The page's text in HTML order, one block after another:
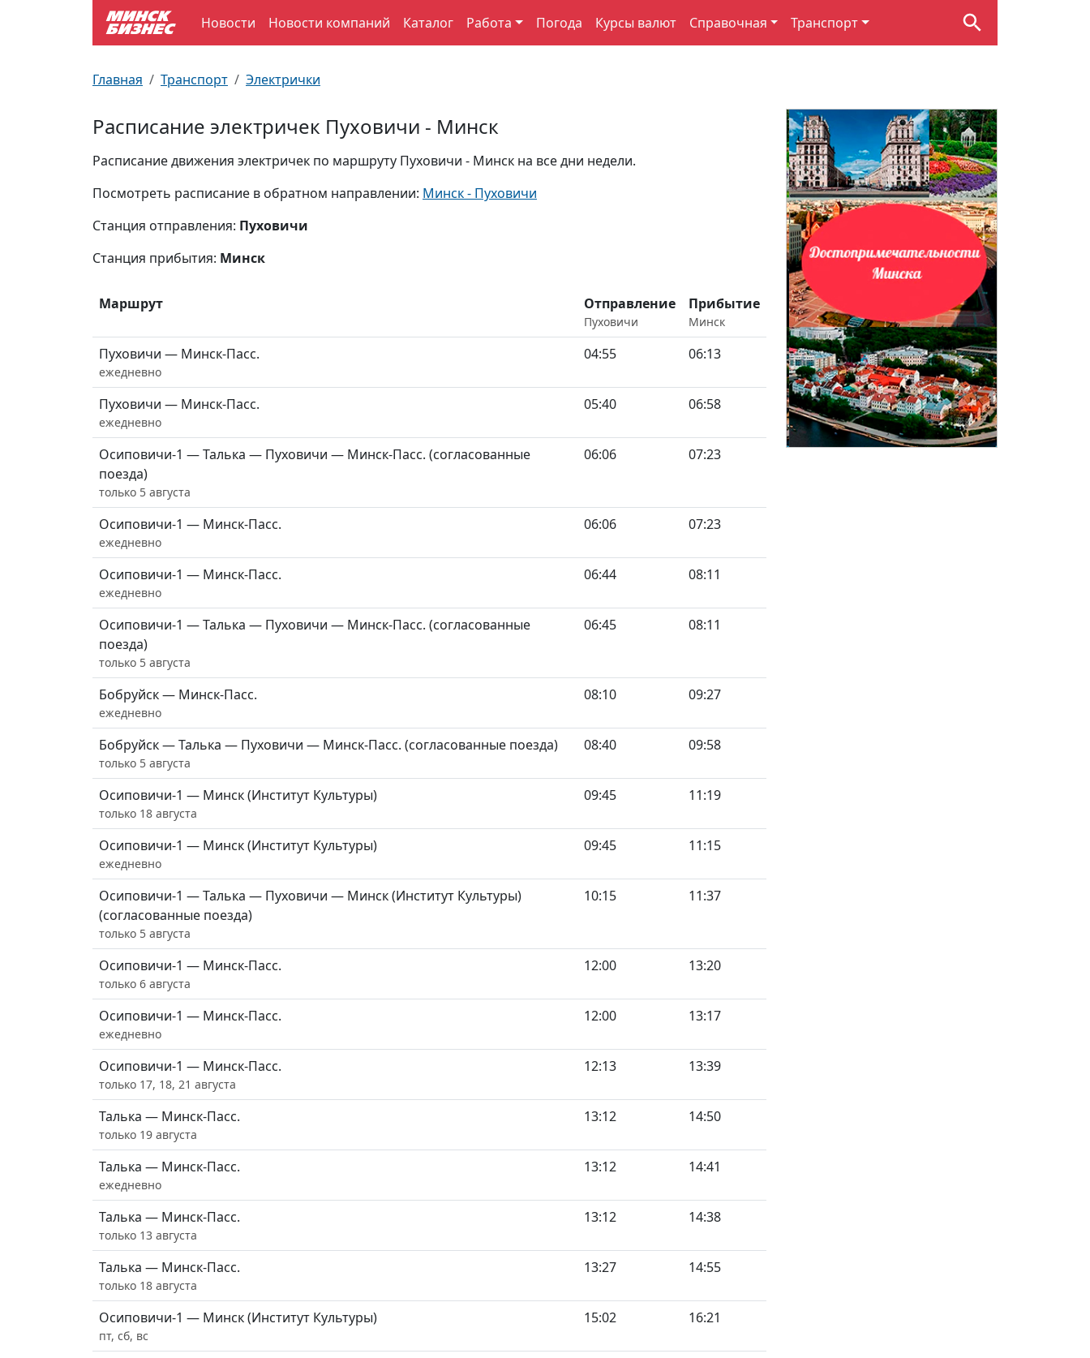
Новости Новости компаний Каталог Работа Погода Курсы валют Справочная Транспорт
Главная Транспорт Электрички
Расписание электричек Пуховичи - Минск
Расписание движения электричек по маршруту Пуховичи - Минск на все дни недели.
Посмотреть расписание в обратном направлении: Минск - Пуховичи
Станция отправления: Пуховичи
Станция прибытия: Минск
Маршрут Отправление
Пуховичи
Прибытие
Минск
Пуховичи — Минск-Пасс.
ежедневно
04:55 06:13
Пуховичи — Минск-Пасс.
ежедневно
05:40 06:58
Осиповичи-1 — Талька — Пуховичи — Минск-Пасс. (согласованные
поезда)
только 5 августа
06:06 07:23
Осиповичи-1 — Минск-Пасс.
ежедневно
06:06 07:23
Осиповичи-1 — Минск-Пасс.
ежедневно
06:44 08:11
Осиповичи-1 — Талька — Пуховичи — Минск-Пасс. (согласованные
поезда)
только 5 августа
06:45 08:11
Бобруйск — Минск-Пасс.
ежедневно
08:10 09:27
Бобруйск — Талька — Пуховичи — Минск-Пасс. (согласованные поезда)
только 5 августа
08:40 09:58
Осиповичи-1 — Минск (Институт Культуры)
только 18 августа
09:45 11:19
Осиповичи-1 — Минск (Институт Культуры)
ежедневно
09:45 11:15
Осиповичи-1 — Талька — Пуховичи — Минск (Институт Культуры)
(согласованные поезда)
только 5 августа
10:15 11:37
Осиповичи-1 — Минск-Пасс.
только 6 августа
12:00 13:20
Осиповичи-1 — Минск-Пасс.
ежедневно
12:00 13:17
Осиповичи-1 — Минск-Пасс.
только 17, 18, 21 августа
12:13 13:39
Талька — Минск-Пасс.
только 19 августа
13:12 14:50
Талька — Минск-Пасс.
ежедневно
13:12 14:41
Талька — Минск-Пасс.
только 13 августа
13:12 14:38
Талька — Минск-Пасс.
только 18 августа
13:27 14:55
Осиповичи-1 — Минск (Институт Культуры)
пт, сб, вс
15:02 16:21
Улицы Минска
Производственный календарь
Документы для ЗАГСа
Пробки на дорогах